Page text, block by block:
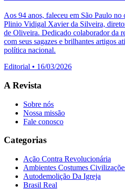
Aos 94 anos, faleceu em São Paulo
Plinio Vidigal Xavier da Silveira,
de Oliveira. Dedicado colaborador da
com seus sagazes e brilhantes artigos
política nacional.
Editorial • 16/03/2026
A Revista
Sobre nós
Nossa missão
Fale conosco
Categorias
Ação Contra Revolucionária
Ambientes Costumes
Autodemolição Da Igreja
Brasil Real